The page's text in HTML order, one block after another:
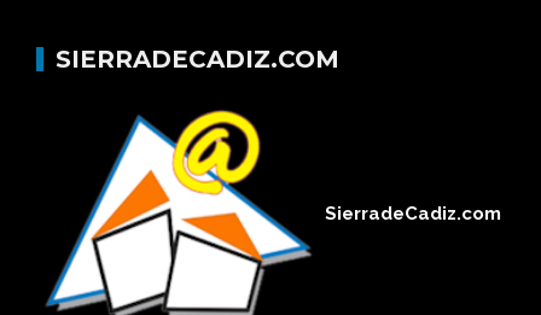
SIERRADECADIZ.COM
SierradeCadiz.com